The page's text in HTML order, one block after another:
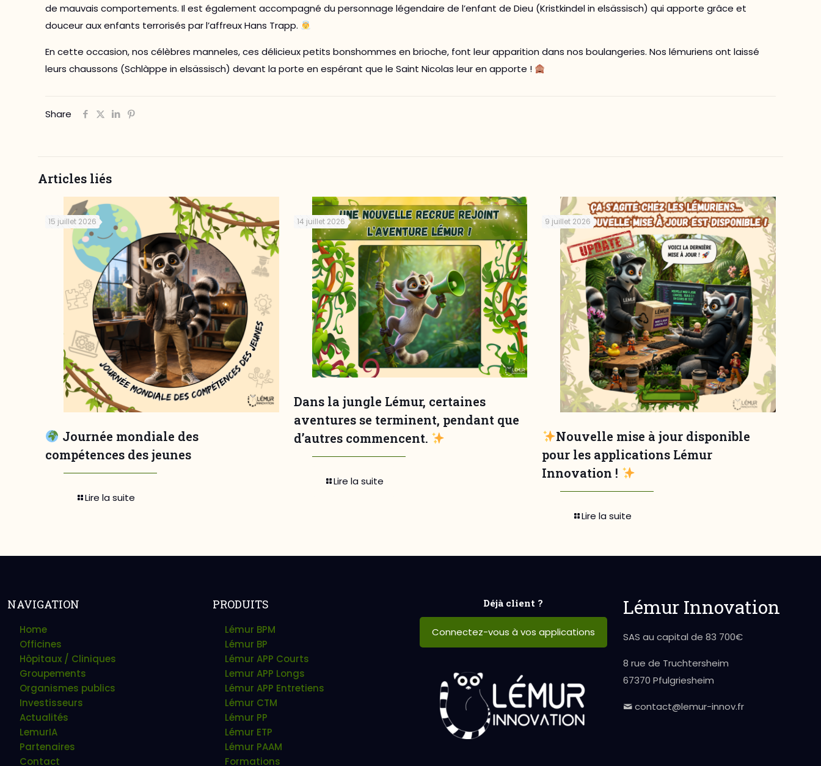
de mauvais comportements. Il est également accompagné du personnage légendaire de l’enfant de Dieu (Kristkindel in elsässisch) qui apporte grâce et
douceur aux enfants terrorisés par l’affreux Hans Trapp.
En cette occasion, nos célèbres manneles, ces délicieux petits bonshommes en brioche, font leur apparition dans nos boulangeries. Nos lémuriens ont laissé
leurs chaussons (Schlàppe in elsässisch) devant la porte en espérant que le Saint Nicolas leur en apporte !
Share
Articles liés
15 juillet 2026
Journée mondiale des
compétences des jeunes
Lire la suite
14 juillet 2026
Dans la jungle Lémur, certaines
aventures se terminent, pendant que
d’autres commencent.
Lire la suite
9 juillet 2026
Nouvelle mise à jour disponible
pour les applications Lémur
Innovation !
Lire la suite
NAVIGATION
Home
Officines
Hôpitaux / Cliniques
Groupements
Organismes publics
Investisseurs
Actualités
LemurIA
Partenaires
Contact
PRODUITS
Lémur BPM
Lémur BP
Lémur APP Courts
Lemur APP Longs
Lémur APP Entretiens
Lémur CTM
Lémur PP
Lémur ETP
Lémur PAAM
Formations
Déjà client ?
Connectez-vous à vos applications
Lémur Innovation
SAS au capital de 83 700€
8 rue de Truchtersheim
67370 Pfulgriesheim
contact@lemur-innov.fr